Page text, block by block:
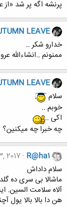
پرنشه اگه پر شد
LEAVE
خدارو شکر ..
ممنونم ..انشاءالله
LEAVE
سلام
خوبم ..
اکی ..
چه خبرا چه میکنین؟
R@ha1
2017
سلام داداش
ماشالا بی سری ده
آلاه سلامت السین.
هن دا بالا بالا یول